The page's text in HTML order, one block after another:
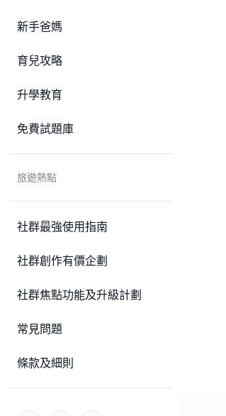
新手爸媽
育兒攻略
升學教育
免費試題庫
旅遊熱點
社群最強使用指南
社群創作有價企劃
社群焦點功能及升級計劃
常見問題
條款及細則